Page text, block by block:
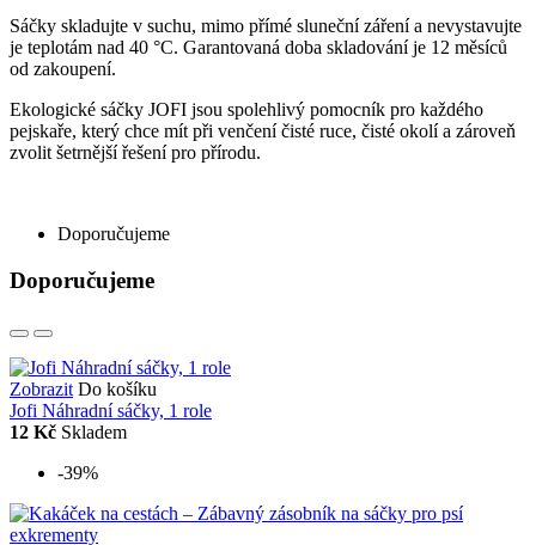
Sáčky skladujte v suchu, mimo přímé sluneční záření a nevystavujte
je teplotám nad 40 °C. Garantovaná doba skladování je 12 měsíců
od zakoupení.
Ekologické sáčky JOFI jsou spolehlivý pomocník pro každého
pejskaře, který chce mít při venčení čisté ruce, čisté okolí a zároveň
zvolit šetrnější řešení pro přírodu.
Doporučujeme
Doporučujeme
Zobrazit Do košíku
Jofi Náhradní sáčky, 1 role
12 Kč Skladem
-39%